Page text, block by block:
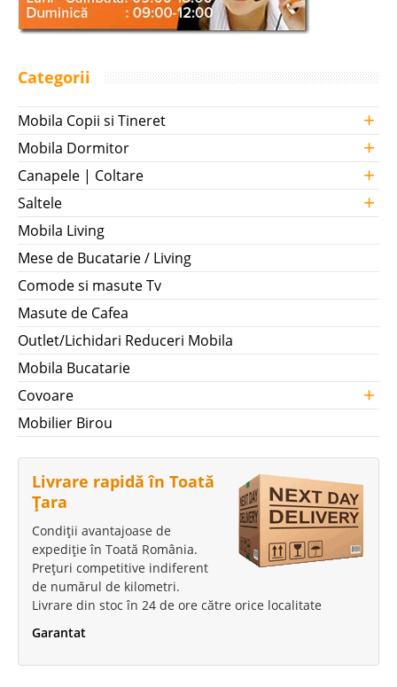
Categorii
Mobila Copii si Tineret +
Mobila Dormitor +
Canapele | Coltare +
Saltele +
Mobila Living
Mese de Bucatarie / Living
Comode si masute Tv
Masute de Cafea
Outlet/Lichidari Reduceri Mobila
Mobila Bucatarie
Covoare
+
Mobilier Birou
Livrare rapidă în Toată
Țara
Condiții avantajoase de
expediție în Toată România.
Prețuri competitive indiferent
de numărul de kilometri.
Livrare din stoc în 24 de ore către orice localitate
Garantat